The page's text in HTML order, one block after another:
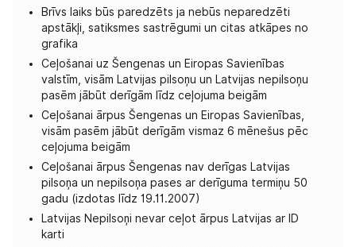
Brīvs laiks būs paredzēts ja nebūs neparedzēti
apstākļi, satiksmes sastrēgumi un citas atkāpes no
grafika
Ceļošanai uz Šengenas un Eiropas Savienības
valstīm, visām Latvijas pilsoņu un Latvijas nepilsoņu
pasēm jābūt derīgām līdz ceļojuma beigām
Ceļošanai ārpus Šengenas un Eiropas Savienības,
visām pasēm jābūt derīgām vismaz 6 mēnešus pēc
ceļojuma beigām
Ceļošanai ārpus Šengenas nav derīgas Latvijas
pilsoņa un nepilsoņa pases ar derīguma termiņu 50
gadu (izdotas līdz 19.11.2007)
Latvijas Nepilsoņi nevar ceļot ārpus Latvijas ar ID
karti